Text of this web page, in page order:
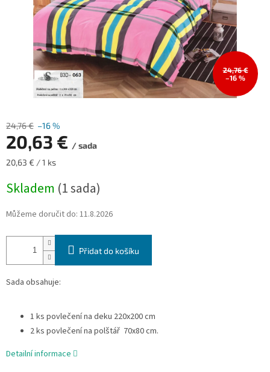
24,76 €
–16 %
24,76 € –16 %
20,63 € / sada
Měrná
20,63 € / 1 ks
Skladem (1 sada)
Můžeme doručit do: 11.8.2026
Přidat do košíku
Sada obsahuje:
1 ks povlečení na deku 220x200 cm
2 ks povlečení na polštář 70x80 cm.
Detailní informace